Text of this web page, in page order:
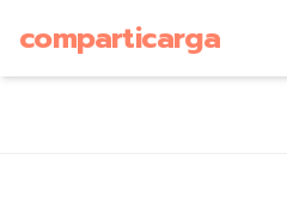
comparticarga